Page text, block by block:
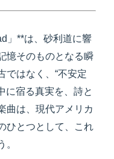
」**は、砂利道に響
憶そのものとなる瞬
ではなく、“不安定
に宿る真実を、詩と
曲は、現代アメリカ
ひとつとして、これ
。